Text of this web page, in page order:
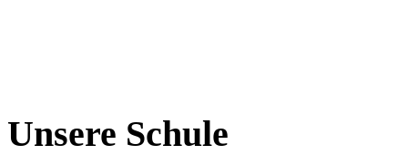
Unsere Schule